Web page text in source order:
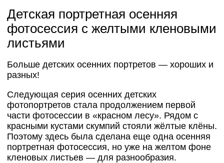
Детская портретная осенняя
фотосессия с желтыми кленовыми
листьями
Больше детских осенних портретов — хороших и
разных!
Следующая серия осенних детских
фотопортретов стала продолжением первой
части фотосессии в «красном лесу». Рядом с
красными кустами скумпий стояли жёлтые клёны.
Поэтому здесь была сделана еще одна осенняя
портретная фотосессия, но уже на желтом фоне
кленовых листьев — для разнообразия.